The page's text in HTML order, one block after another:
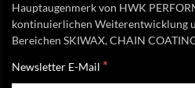
Hauptaugenmerk von HWK
kontinuierlichen Weiterentwicklung
Bereichen SKIWAX, CHAIN
Newsletter E-Mail *